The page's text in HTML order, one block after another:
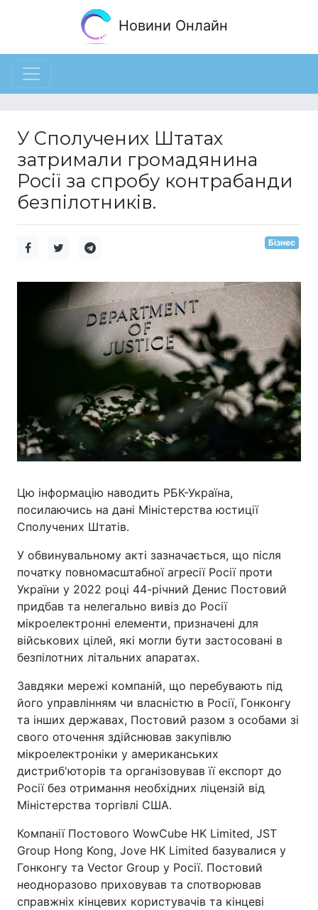
Новини Онлайн
У Сполучених Штатах
затримали громадянина
Росії за спробу контрабанди
безпілотників.
Бізнес
Цю інформацію наводить РБК-Україна,
посилаючись на дані Міністерства юстиції
Сполучених Штатів.
У обвинувальному акті зазначається, що після
початку повномасштабної агресії Росії проти
України у 2022 році 44-річний Денис Постовий
придбав та нелегально вивіз до Росії
мікроелектронні елементи, призначені для
військових цілей, які могли бути застосовані в
безпілотних літальних апаратах.
Завдяки мережі компаній, що перебувають під
його управлінням чи власністю в Росії, Гонконгу
та інших державах, Постовий разом з особами зі
свого оточення здійснював закупівлю
мікроелектроніки у американських
дистриб'юторів та організовував її експорт до
Росії без отримання необхідних ліцензій від
Міністерства торгівлі США.
Компанії Постового WowCube HK Limited, JST
Group Hong Kong, Jove HK Limited базувалися у
Гонконгу та Vector Group у Росії. Постовий
неодноразово приховував та спотворював
справжніх кінцевих користувачів та кінцеві